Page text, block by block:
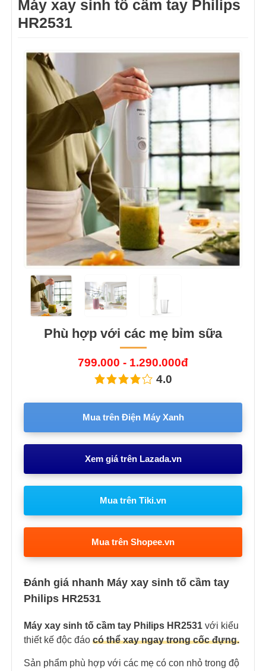
Máy xay sinh tố cầm tay Philips
HR2531
Phù hợp với các mẹ bỉm sữa
799.000 - 1.290.000đ
4.0
Mua trên Điện Máy Xanh
Xem giá trên Lazada.vn
Mua trên Tiki.vn
Mua trên Shopee.vn
Đánh giá nhanh Máy xay sinh tố cầm tay
Philips HR2531
Máy xay sinh tố cầm tay Philips HR2531 với kiểu
thiết kế độc đáo có thể xay ngay trong cốc đựng.
Sản phẩm phù hợp với các mẹ có con nhỏ trong độ